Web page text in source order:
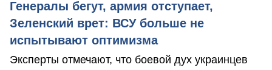
Генералы бегут, армия отступает,
Зеленский врет: ВСУ больше не
испытывают оптимизма
Эксперты отмечают, что боевой дух украинцев